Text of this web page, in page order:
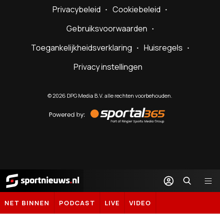
Privacybeleid
Cookiebeleid
Gebruiksvoorwaarden
Toegankelijkheidsverklaring
Huisregels
Privacy instellingen
©2026 DPG Media B.V. alle rechten voorbehouden.
by
Sportal365
Sportnieuws.nl
NET BINNEN PODCAST LIVE VIDEO